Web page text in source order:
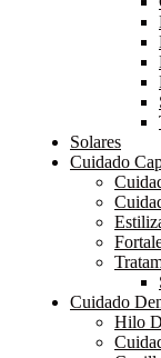
Solares
Cuidado
Cuidado
Hilo